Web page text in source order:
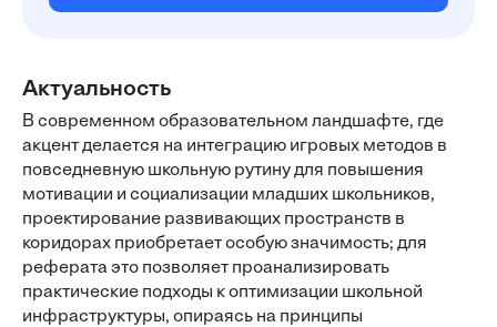
Актуальность
В современном образовательном ландшафте, где
акцент делается на интеграцию игровых методов в
повседневную школьную рутину для повышения
мотивации и социализации младших школьников,
проектирование развивающих пространств в
коридорах приобретает особую значимость; для
реферата это позволяет проанализировать
практические подходы к оптимизации школьной
инфраструктуры, опираясь на принципы